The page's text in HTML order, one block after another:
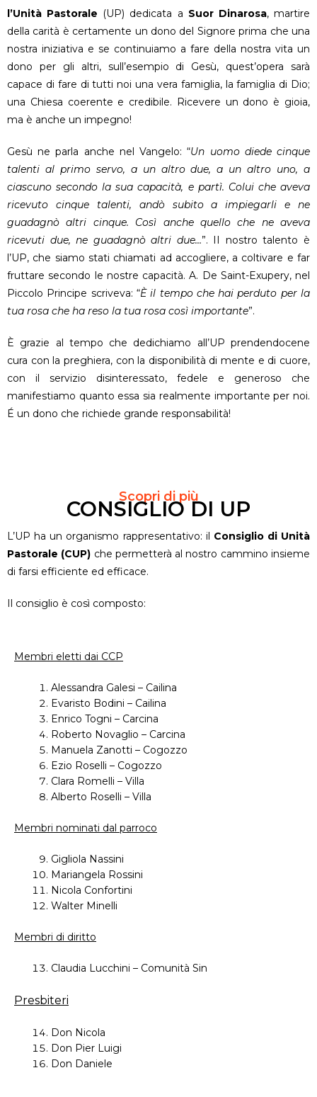
l’Unità Pastorale (UP) dedicata a Suor Dinarosa, martire
della carità è certamente un dono del Signore prima che una
nostra iniziativa e se continuiamo a fare della nostra vita un
dono per gli altri, sull’esempio di Gesù, quest’opera sarà
capace di fare di tutti noi una vera famiglia, la famiglia di Dio;
una Chiesa coerente e credibile. Ricevere un dono è gioia,
ma è anche un impegno!
Gesù ne parla anche nel Vangelo: “Un uomo diede cinque
talenti al primo servo, a un altro due, a un altro uno, a
ciascuno secondo la sua capacità, e partì. Colui che aveva
ricevuto cinque talenti, andò subito a impiegarli e ne
guadagnò altri cinque. Così anche quello che ne aveva
ricevuti due, ne guadagnò altri due…”. II nostro talento è
l’UP, che siamo stati chiamati ad accogliere, a coltivare e far
fruttare secondo le nostre capacità. A. De Saint-Exupery, nel
Piccolo Principe scriveva: “È il tempo che hai perduto per la
tua rosa che ha reso la tua rosa così importante”.
È grazie al tempo che dedichiamo all’UP prendendocene
cura con la preghiera, con la disponibilità di mente e di cuore,
con il servizio disinteressato, fedele e generoso che
manifestiamo quanto essa sia realmente importante per noi.
É un dono che richiede grande responsabilità!
Scopri di più
CONSIGLIO DI UP
L’UP ha un organismo rappresentativo: il Consiglio di Unità
Pastorale (CUP) che permetterà al nostro cammino insieme
di farsi efficiente ed efficace.
Il consiglio è così composto:
Membri eletti dai CCP
Alessandra Galesi – Cailina
Evaristo Bodini – Cailina
Enrico Togni – Carcina
Roberto Novaglio – Carcina
Manuela Zanotti – Cogozzo
Ezio Roselli – Cogozzo
Clara Romelli – Villa
Alberto Roselli – Villa
Membri nominati dal parroco
Gigliola Nassini
Mariangela Rossini
Nicola Confortini
Walter Minelli
Membri di diritto
Claudia Lucchini – Comunità Sin
Presbiteri
Don Nicola
Don Pier Luigi
Don Daniele